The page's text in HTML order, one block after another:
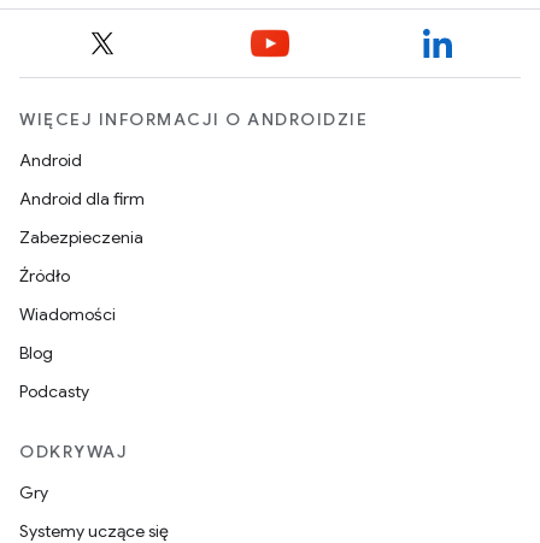
WIĘCEJ INFORMACJI O ANDROIDZIE
Android
Android dla firm
Zabezpieczenia
Źródło
Wiadomości
Blog
Podcasty
ODKRYWAJ
Gry
Systemy uczące się